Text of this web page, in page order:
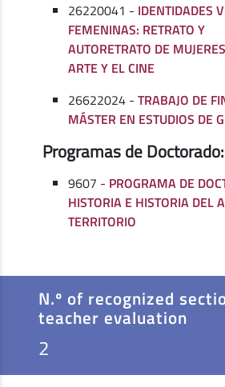
26220041 - IDENTIDADES
FEMENINAS: RETRATO Y
AUTORETRATO DE
ARTE Y EL CINE
26622024 -TRABAJO DE
MÁSTER EN ESTUDIOS DE
Programas de Doctorado:
9607 - PROGRAMA DE
HISTORIA E HISTORIA DEL
TERRITORIO
N.º of recognized
teacher evaluation
2